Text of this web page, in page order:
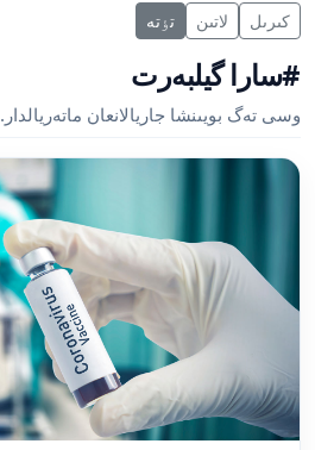
كىرىل لاتىن تٶتە
#سارا گيلبەرت
وسى تەگ بويىنشا جاريالانعان ماتەريالدار.